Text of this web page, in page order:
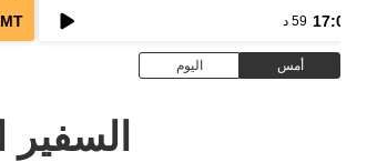
17:00 59 د
أمس اليوم